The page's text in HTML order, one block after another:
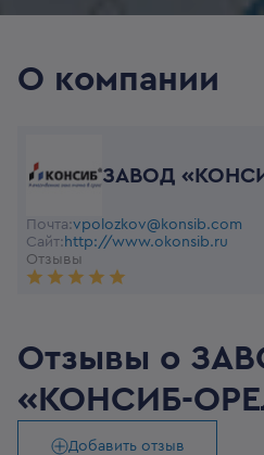
О компании
ЗАВОД
Почта:vpolozkov@konsib.com
Сайт: http://www.okonsib.ru
Отзывы
Отзывы о
«КОНСИБ-
Добавить отзыв